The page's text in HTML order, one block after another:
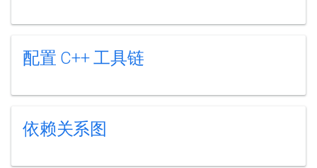
配置 C++ 工具链
依赖关系图